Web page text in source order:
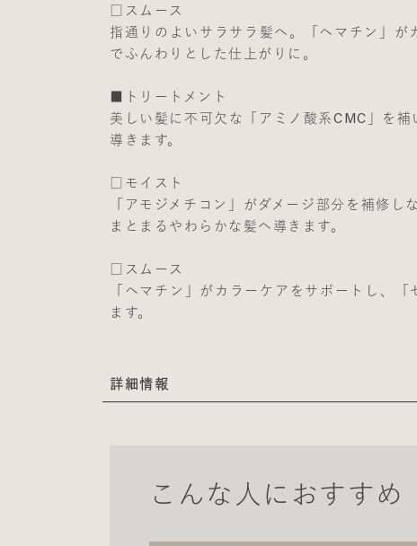
□スムース
指通りのよいサラサラ髪へ。「ヘマチン」
でふんわりとした仕上がりに。
■トリートメント
美しい髪に不可欠な「アミノ酸系CMC」を
導きます。
□モイスト
「アモジメチコン」がダメージ部分を補修
まとまるやわらかな髪へ導きます。
□スムース
「ヘマチン」がカラーケアをサポートし、
ます。
詳細情報
こんな人におすすめ